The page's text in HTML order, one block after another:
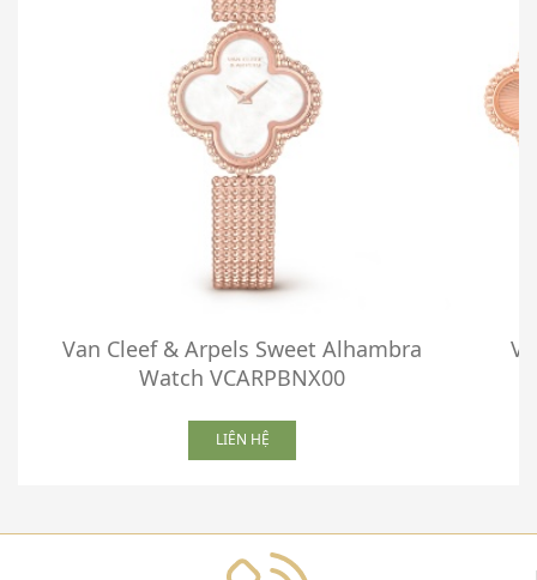
Van Cleef & Arpels Sweet Alhambra
Watch VCARPBNX00
LIÊN HỆ